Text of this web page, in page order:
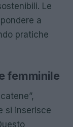
Le
a
pratiche
femminile
si inserisce